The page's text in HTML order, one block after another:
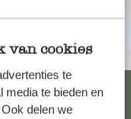
van cookies
te
media te bieden en
delen we